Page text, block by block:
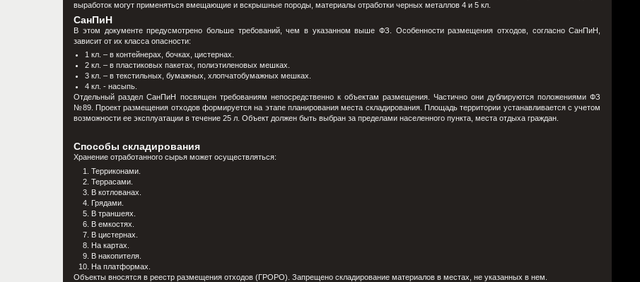
выработок могут применяться вмещающие и вскрышные породы, материалы отработки черных металлов 4 и 5 кл.
СанПиН
В этом документе предусмотрено больше требований, чем в указанном выше ФЗ. Особенности размещения отходов, согласно СанПиН,
зависит от их класса опасности:
1 кл. – в контейнерах, бочках, цистернах.
2 кл. – в пластиковых пакетах, полиэтиленовых мешках.
3 кл. – в текстильных, бумажных, хлопчатобумажных мешках.
4 кл. - насыпь.
Отдельный раздел СанПиН посвящен требованиям непосредственно к объектам размещения. Частично они дублируются положениями ФЗ
№89. Проект размещения отходов формируется на этапе планирования места складирования. Площадь территории устанавливается с учетом
возможности ее эксплуатации в течение 25 л. Объект должен быть выбран за пределами населенного пункта, места отдыха граждан.
Способы складирования
Хранение отработанного сырья может осуществляться:
Терриконами.
Террасами.
В котлованах.
Грядами.
В траншеях.
В емкостях.
В цистернах.
На картах.
В накопителя.
На платформах.
Объекты вносятся в реестр размещения отходов (ГРОРО). Запрещено складирование материалов в местах, не указанных в нем.